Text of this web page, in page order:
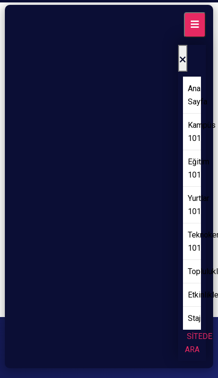
×
Ana
Sayfa
Kampüs
101
Eğitim
101
Yurtlar
101
101
Staj
SİTEDE
ARA